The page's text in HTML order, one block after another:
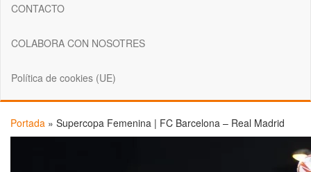
CONTACTO
COLABORA CON NOSOTRES
Política de cookies (UE)
Portada » Supercopa Femenina | FC Barcelona – Real Madrid